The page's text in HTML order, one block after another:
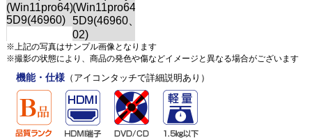
※上記の写真はサンプル画像となります
※撮影の状態により、商品の発色や傷などイメージと異なる場合がございます
機能・仕様（アイコンタッチで詳細説明あり）